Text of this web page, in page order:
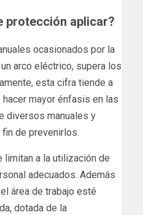
protección aplicar?
ocasionados por la
arco eléctrico, supera los
esta cifra tiende a
mayor énfasis en las
diversos manuales y
de prevenirlos.
limitan a la utilización de
adecuados. Además
área de trabajo esté
dotada de la